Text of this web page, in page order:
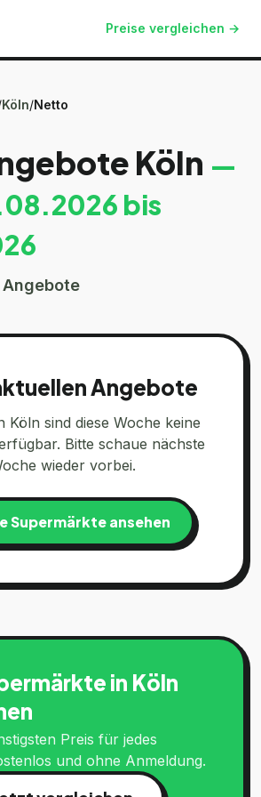
Preise vergleichen →
Köln/Netto
Köln —
bis
Angebote
Köln sind diese Woche keine
Bitte schaue nächste
wieder vorbei.
Supermärkte ansehen
in Köln
Preis für jedes
und ohne Anmeldung.